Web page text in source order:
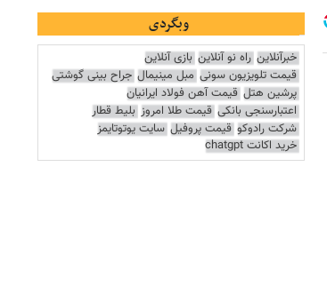
وبگردی
خبرآنلاین راه نو آنلاین بازی آنلاین
قیمت تلویزیون سونی مبل مینیمال جراح بینی گوشتی
پرشین هتل قیمت آهن فولاد ایرانیان
اعتبارسنجی بانکی قیمت طلا امروز بلیط قطار
شرکت رادوکو قیمت پروفیل سایت یوتوتایمز
خرید اکانت chatgpt